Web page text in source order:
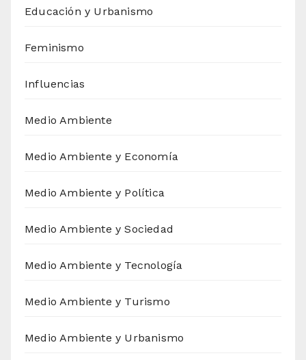
Educación y Urbanismo
Feminismo
Influencias
Medio Ambiente
Medio Ambiente y Economía
Medio Ambiente y Política
Medio Ambiente y Sociedad
Medio Ambiente y Tecnología
Medio Ambiente y Turismo
Medio Ambiente y Urbanismo